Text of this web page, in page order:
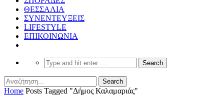
ΘΕΣΣΑΛΙΑ
ΣΥΝΕΝΤΕΥΞΕΙΣ
LIFESTYLE
ΕΠΙΚΟΙΝΩΝΙΑ
Home Posts Tagged "Δήμος Καλαμαριάς"